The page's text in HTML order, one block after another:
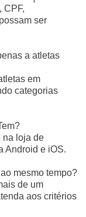
CPF,
ser
a atletas
em
categorias
na loja de
Android e iOS.
mesmo tempo?
de um
aos critérios